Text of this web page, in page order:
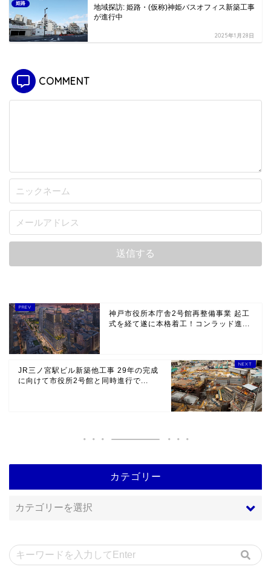
姫路
地域探訪: 姫路・(仮称)神姫バスオフィス新築工事
が進行中
2025年1月28日
COMMENT
神戸市役所本庁舎2号館再整備事業 起工
式を経て遂に本格着工！コンラッド進...
JR三ノ宮駅ビル新築他工事 29年の完成
に向けて市役所2号館と同時進行で...
カテゴリー